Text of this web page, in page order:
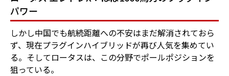
パワー
しかし中国でも航続距離への不安はまだ解消されておら
ず、現在プラグインハイブリッドが再び人気を集めてい
る。そしてロータスは、この分野でポールポジションを
狙っている。